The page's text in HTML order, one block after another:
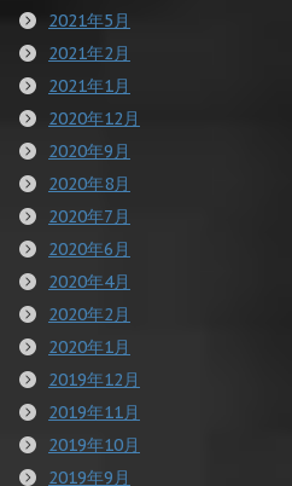
2021年5月
2021年2月
2021年1月
2020年12月
2020年9月
2020年8月
2020年7月
2020年6月
2020年4月
2020年2月
2020年1月
2019年12月
2019年11月
2019年10月
2019年9月